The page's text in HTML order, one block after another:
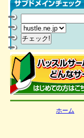
ホーム